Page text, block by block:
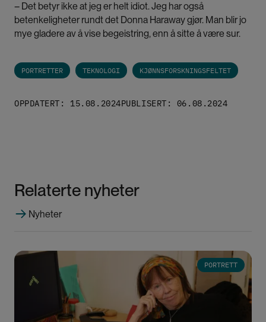
– Det betyr ikke at jeg er helt idiot. Jeg har også
betenkeligheter rundt det Donna Haraway gjør. Man blir jo
mye gladere av å vise begeistring, enn å sitte å være sur.
PORTRETTER TEKNOLOGI KJØNNSFORSKNINGSFELTET
OPPDATERT: 15.08.2024PUBLISERT: 06.08.2024
Relaterte nyheter
Nyheter
Bilde
PORTRETT